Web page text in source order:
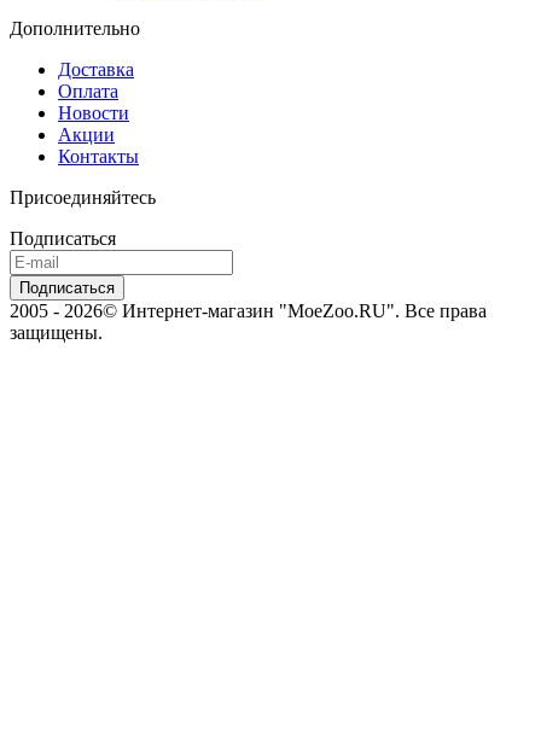
Дополнительно
Доставка
Оплата
Новости
Акции
Контакты
Присоединяйтесь
Подписаться
2005 - 2026© Интернет-магазин "MoeZoo.RU". Все права
защищены.